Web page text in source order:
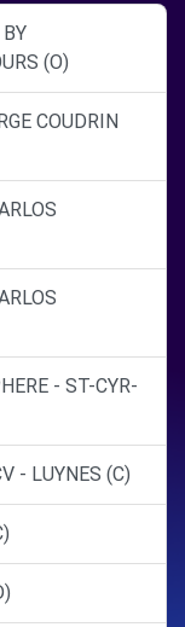
(O)
COUDRIN
- ST-CYR-
- LUYNES (C)